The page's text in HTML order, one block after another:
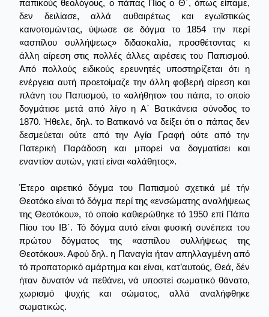
παπικούς θεολόγους, ο πάπας Πίος ο Θ΄, όπως είπαμε,
δεν δειλίασε, αλλά αυθαιρέτως και εγωϊστικώς
καινοτομώντας, ύψωσε σε δόγμα το 1854 την περί
«ασπίλου συλλήψεως» διδασκαλία, προσθέτοντας κι
άλλη αίρεση στις πολλές άλλες αιρέσεις του Παπισμού.
Από πολλούς ειδικούς ερευνητές υποστηρίζεται ότι η
ενέργεια αυτή προετοίμαζε την άλλη φοβερή αίρεση και
πλάνη του Παπισμού, το «αλήθητο» του πάπα, το οποίο
δογμάτισε μετά από λίγο η Α΄ Βατικάνεια σύνοδος το
1870. Ήθελε, δηλ. το Βατικανό να δείξει ότι ο πάπας δεν
δεσμεύεται ούτε από την Αγία Γραφή ούτε από την
Πατερική Παράδοση και μπορεί να δογματίσει και
εναντίον αυτών, γιατί είναι «αλάθητος».
Έτερο αιρετικό δόγμα του Παπισμού σχετικά μέ τήν
Θεοτόκο είναι τό δόγμα περί της «ενσώματης αναλήψεως
της Θεοτόκου», τό οποίο καθιερώθηκε τό 1950 επί Πάπα
Πίου του ΙΒ΄. Τό δόγμα αυτό είναι φυσική συνέπεια του
πρώτου δόγματος της «ασπίλου συλλήψεως της
Θεοτόκου». Αφού δηλ. η Παναγία ήταν απηλλαγμένη από
τό προπατορικό αμάρτημα και είναι, κατ’αυτούς, Θεά, δέν
ήταν δυνατόν νά πεθάνει, νά υποστεί σωματικό θάνατο,
χωρισμό ψυχής και σώματος, αλλά αναλήφθηκε
σωματικώς.